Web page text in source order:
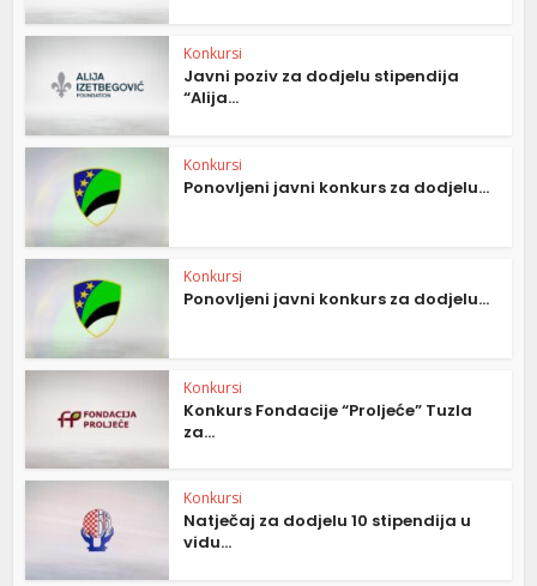
Konkursi
Javni poziv za dodjelu stipendija
“Alija...
Konkursi
Ponovljeni javni konkurs za dodjelu...
Konkursi
Ponovljeni javni konkurs za dodjelu...
Konkursi
Konkurs Fondacije “Proljeće” Tuzla
za...
Konkursi
Natječaj za dodjelu 10 stipendija u
vidu...